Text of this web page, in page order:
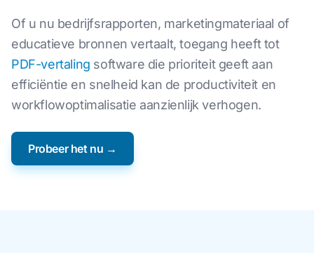
Of u nu bedrijfsrapporten, marketingmateriaal of
educatieve bronnen vertaalt, toegang heeft tot
PDF-vertaling software die prioriteit geeft aan
efficiëntie en snelheid kan de productiviteit en
workflowoptimalisatie aanzienlijk verhogen.
Probeer het nu →